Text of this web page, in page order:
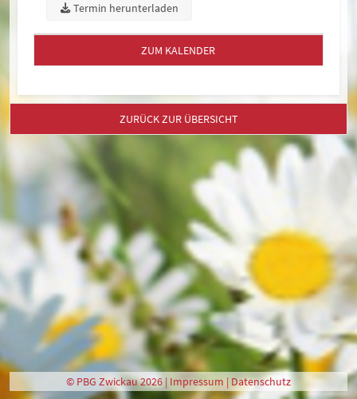
Termin herunterladen
ZUM KALENDER
ZURÜCK ZUR ÜBERSICHT
© PBG Zwickau 2026 | Impressum | Datenschutz